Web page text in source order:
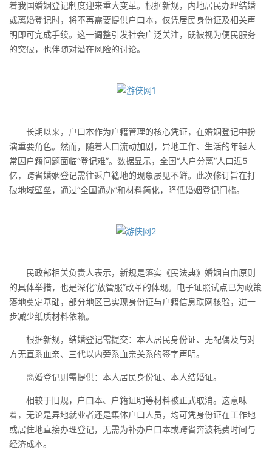
着我国婚姻登记制度迎来重大变革。根据新规，内地居民办理结婚
或离婚登记时，将不再需要提供户口本，仅凭居民身份证及相关声
明即可完成手续。这一调整引发社会广泛关注，既被视为便民服务
的突破，也伴随对潜在风险的讨论。
长期以来，户口本作为户籍管理的核心凭证，在婚姻登记中扮
演重要角色。然而，随着人口流动加剧，异地工作、生活的年轻人
常因户籍问题面临“登记难”。数据显示，全国“人户分离”人口近5
亿，跨省婚姻登记需往返户籍地的现象屡见不鲜。此次修订旨在打
破地域壁垒，通过“全国通办”和材料简化，降低婚姻登记门槛。
民政部相关负责人表示，新规是落实《民法典》婚姻自由原则
的具体举措，也是深化“放管服”改革的体现。电子证照试点已为政策
落地奠定基础，部分地区已实现身份证与户籍信息联网核验，进一
步减少纸质材料依赖。
根据新规，结婚登记需提交：本人居民身份证、无配偶及与对
方无直系血亲、三代以内旁系血亲关系的签字声明。
离婚登记则需提供：本人居民身份证、本人结婚证。
相较于旧规，户口本、户籍证明等材料被正式取消。这意味
着，无论是异地就业者还是集体户口人员，均可凭身份证在工作地
或居住地直接办理登记，无需为补办户口本或跨省奔波耗费时间与
经济成本。